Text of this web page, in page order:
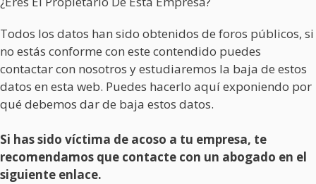
Todos los datos han sido obtenidos de foros públicos, si
no estás conforme con este contendido puedes
contactar con nosotros y estudiaremos la baja de estos
datos en esta web. Puedes hacerlo aquí exponiendo por
qué debemos dar de baja estos datos.
Si has sido víctima de acoso a tu empresa, te
recomendamos que contacte con un abogado en el
siguiente enlace.